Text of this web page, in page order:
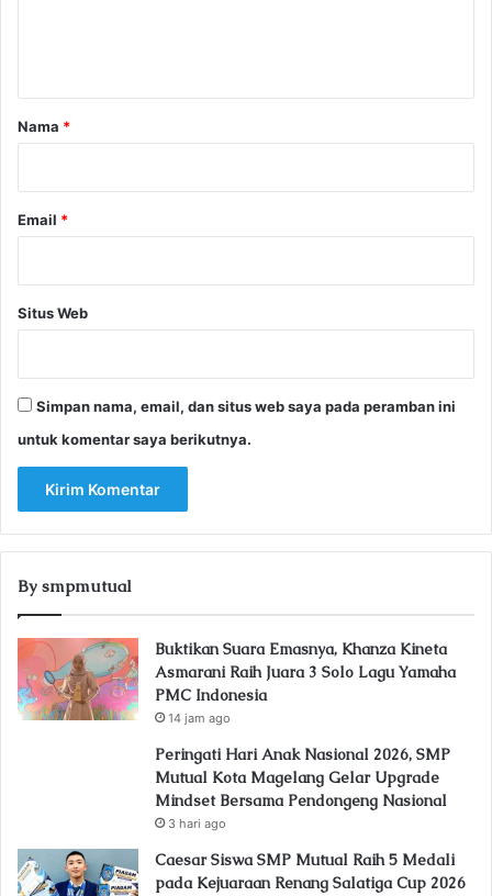
rNama *
Email *
Situs Web
Simpan nama, email, dan situs web saya pada peramban ini
untuk komentar saya berikutnya.
By smpmutual
Buktikan Suara Emasnya, Khanza Kineta
Asmarani Raih Juara 3 Solo Lagu Yamaha
PMC Indonesia
14 jam ago
Peringati Hari Anak Nasional 2026, SMP
Mutual Kota Magelang Gelar Upgrade
Mindset Bersama Pendongeng Nasional
3 hari ago
Caesar Siswa SMP Mutual Raih 5 Medali
pada Kejuaraan Renang Salatiga Cup 2026